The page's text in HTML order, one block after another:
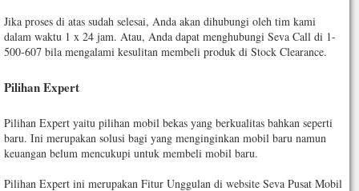
Jika proses di atas sudah selesai, Anda akan dihubungi oleh tim kami
dalam waktu 1 x 24 jam. Atau, Anda dapat menghubungi Seva Call di 1-
500-607 bila mengalami kesulitan membeli produk di Stock Clearance.
Pilihan Expert
Pilihan Expert yaitu pilihan mobil bekas yang berkualitas bahkan seperti
baru. Ini merupakan solusi bagi yang menginginkan mobil baru namun
keuangan belum mencukupi untuk membeli mobil baru.
Pilihan Expert ini merupakan Fitur Unggulan di website Seva Pusat Mobil